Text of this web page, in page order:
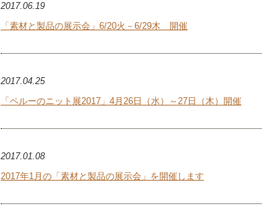
2017.06.19
「素材と製品の展示会」6/20火－6/29木 開催
2017.04.25
「ペルーのニット展2017」4月26日（水）～27日（木）開催
2017.01.08
2017年1月の「素材と製品の展示会」を開催します